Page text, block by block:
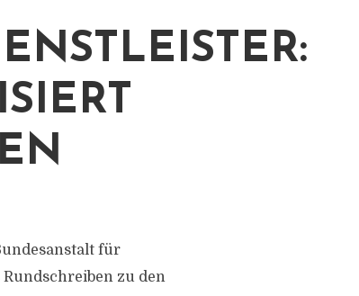
für
zu den